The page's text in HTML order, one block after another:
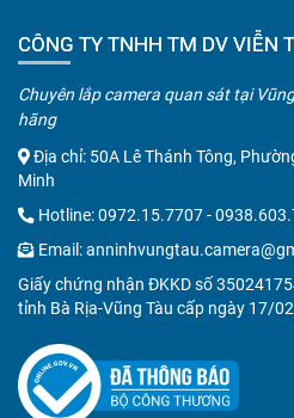
CÔNG TY TNHH TM DV VIỄN
Chuyên lắp camera quan sát tại
hãng
Địa chỉ: 50A Lê Thánh Tông,
Minh
Hotline:0972.15.7707-
Email:
Giấy chứng nhận ĐKKD số
tỉnh Bà Rịa-Vũng Tàu cấp ngày 17/